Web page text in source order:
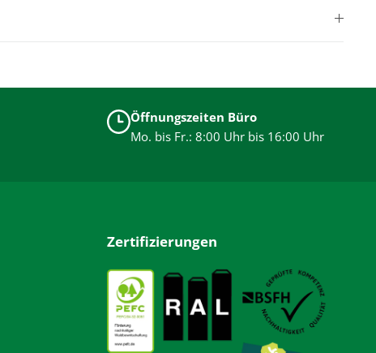
Öffnungszeiten Büro
Mo. bis Fr.: 8:00 Uhr bis 16:00 Uhr
Zertifizierungen